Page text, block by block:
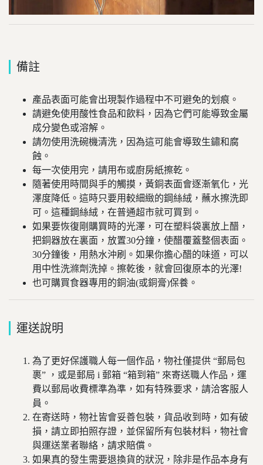
備註
產品表面可能會出現製作過程中不可避免的划痕。
請避免使用酸性食品和飲料，因為它們可能導致金屬
成分變色或溶解。
請勿使用洗碗機清洗，因為這可能會導致生鏽和腐
蝕。
每一次使用完，請用布或廚房紙擦乾。
隨著使用時間與手的觸摸，黃銅表面會逐漸氧化，光
澤度降低。這時只要用較細緻的鋼絲絨，蘸水擦洗即
可。這種鋼絲絨，在普通超市就可買到。
如果要恢復剛購買時的光澤，可在塑料袋裏放上醋，
把銅器放在裏面，放置30分鐘，使醋覆蓋整個表面。
30分鐘後，用熱水沖刷。如果你擔心醋的味道，可以
用中性洗滌劑洗掉。 擦乾後，就會回復原本的光澤!
也可購買食器專用的銅油(或銅膏)保養。
運送說明
為了更好保護職人每一個作品，物社僅提供 “郵局包
裹” ，或是郵局 i 郵箱 “箱到箱” 來寄送職人作品，運
費以郵局收費標準為準，如有特殊要求，請洽客服人
員。
在寄送時，物社皆會妥善包裝，貨品收到時，如有破
損，請立即拍照存證，並保留所有包裝材料，物社會
與運送業者聯絡，請求賠償。
如果真的發生需要退換貨的狀況，除非是作品本身有